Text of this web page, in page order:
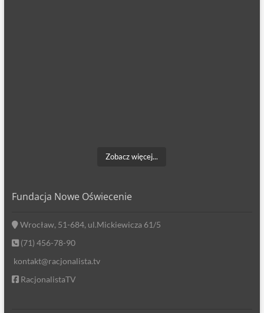
Zobacz więcej...
Fundacja Nowe Oświecenie
Wrocław, 51-684, ul.Mickiewicza 61/5
(71) 456-78-90
kontakt@racjonalista.tv
RacjonalistaTV